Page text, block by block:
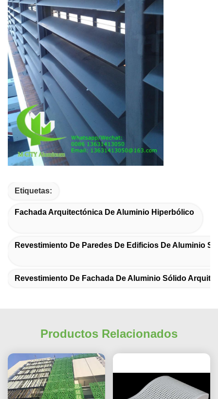
Etiquetas:
Fachada Arquitectónica De Aluminio Hiperbólico
Revestimiento De Paredes De Edificios De Aluminio
Revestimiento De Fachada De Aluminio Sólido
Productos Relacionados